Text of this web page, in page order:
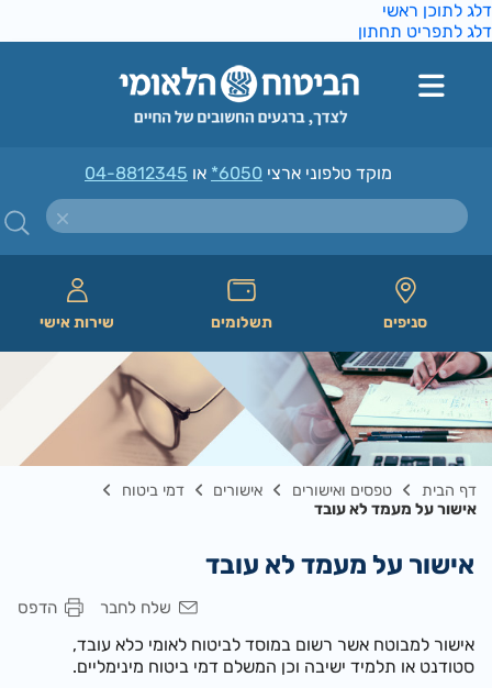
לתוכן ראשי
לתפריט תחתון
מוקד טלפוני ארצי*6050או04-8812345
סניפים תשלומים שירות אישי
דף הבית טפסים ואישורים אישורים
דמי ביטוח
אישור על מעמד לא עובד
אישור על מעמד לא עובד
הדפס שלח לחבר
אישור למבוטח אשר רשום במוסד לביטוח לאומי כלא עובד,
סטודנט או תלמיד ישיבה וכן המשלם דמי ביטוח מינימליים.